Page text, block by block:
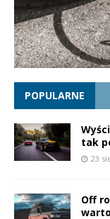
POPULARNE
tak
23
Off